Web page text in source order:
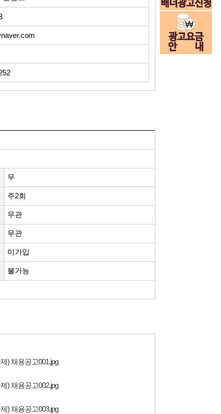
무
주2회
무관
무관
미가입
불가능